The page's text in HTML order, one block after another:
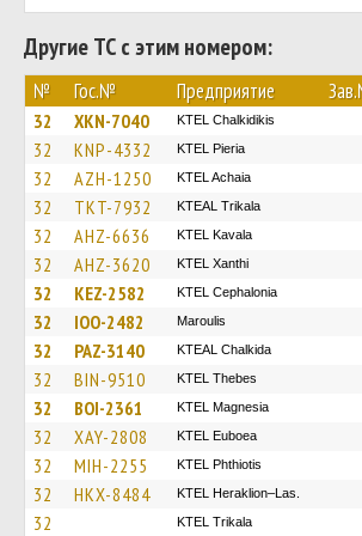
Другие ТС с этим номером:
№ Гос.№ Предприятие
32 XKN-7040 ΚΤΕL Chalkidikis
32 KNP-4332 KTEL Pieria
32 AZH-1250 KTEL Achaia
32 TKT-7932 KTEAL Trikala
32 AHZ-6636 KTEL Kavala
32 AHZ-3620 KTEL Xanthi
32 KEZ-2582 KTEL Cephalonia
32 IOO-2482 Maroulis
32 PAZ-3140 KTEAL Chalkida
32 BIN-9510 KTEL Thebes
32 BOI-2361 ΚΤΕL Magnesia
32 XAY-2808 ΚΤΕL Euboea
32 MIH-2255 ΚΤΕL Phthiotis
32 HKX-8484 KTEL Heraklion–Las.
32 ΚΤΕL Τrikala